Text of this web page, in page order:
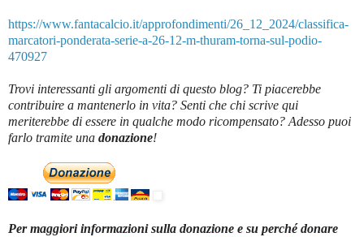
https://www.fantacalcio.it/approfondimenti/26_12_2024/classifica-
marcatori-ponderata-serie-a-26-12-m-thuram-torna-sul-podio-
470927
Trovi interessanti gli argomenti di questo blog? Ti piacerebbe
contribuire a mantenerlo in vita? Senti che chi scrive qui
meriterebbe di essere in qualche modo ricompensato? Adesso puoi
farlo tramite una donazione!
Per maggiori informazioni sulla donazione e su perché donare